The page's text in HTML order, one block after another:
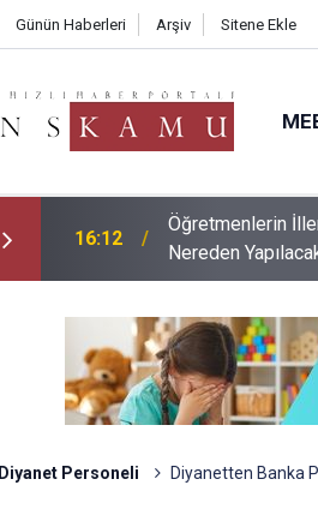
Günün Haberleri Arşiv Sitene Ekle
09:02
2026 LGS Raporu
ve Meslek
Diyanet Personeli Diyanetten Banka